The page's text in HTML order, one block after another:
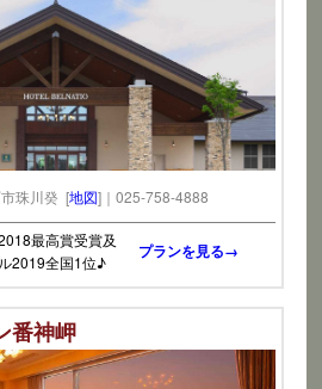
珠川癸 [地図]｜025-758-4888
最高賞受賞及
2019全国1位♪
プランを見る→
番神岬